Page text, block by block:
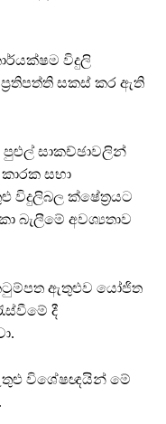
විදුලි
සකස් කර ඇති
සාකච්ඡාවලින්
සභා
විදුලිබල ක්ෂේත්‍රයට
බැලීමේ අවශ්‍යතාව
ඇතුළුව යෝජිත
දී
විශේෂඥයින් මේ